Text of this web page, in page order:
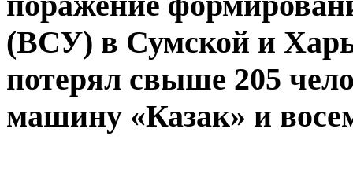
(ВСУ) в Сумской и
потерял свыше 205
машину «Казак» и